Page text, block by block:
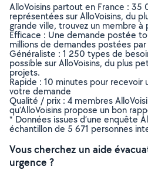
AlloVoisins partout en France : 35
représentées sur AlloVoisins, du
grande ville, trouvez un membre à
Efficace : Une demande postée
millions de demandes postées par
Généraliste : 1 250 types de
possible sur AlloVoisins, du plus
projets.
Rapide : 10 minutes pour recevoir
votre demande
Qualité / prix : 4 membres
qu’AlloVoisins propose un bon
* Données issues d’une enquête
échantillon de 5 671 personnes
Vous cherchez un aide
urgence ?